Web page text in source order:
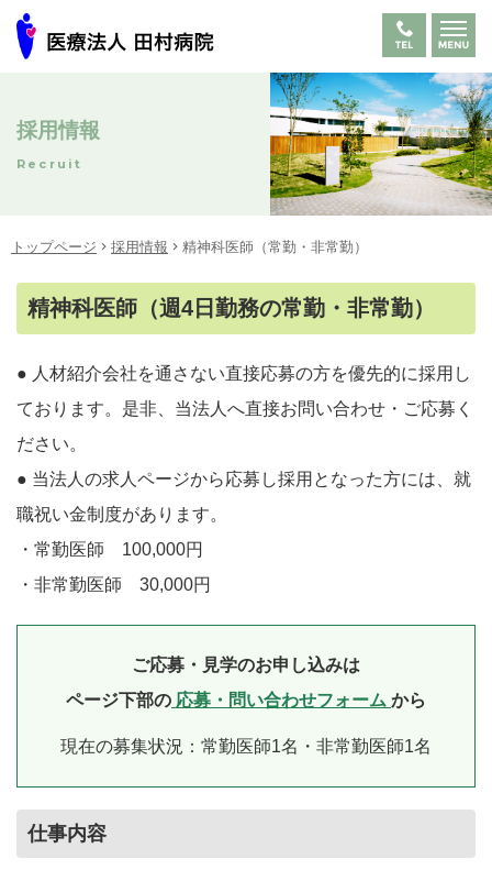
採用情報
Recruit
トップページ 採用情報 精神科医師（常勤・非常勤）
精神科医師（週4日勤務の常勤・非常勤）
● 人材紹介会社を通さない直接応募の方を優先的に採用し
ております。是非、当法人へ直接お問い合わせ・ご応募く
ださい。
● 当法人の求人ページから応募し採用となった方には、就
職祝い金制度があります。
・常勤医師 100,000円
・非常勤医師 30,000円
ご応募・見学のお申し込みは
ページ下部の 応募・問い合わせフォーム から
現在の募集状況：常勤医師1名・非常勤医師1名
仕事内容